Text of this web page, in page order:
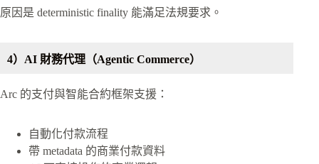
原因是 deterministic finality 能滿足法規要求。
4）AI 財務代理（Agentic Commerce）
Arc 的支付與智能合約框架支援：
自動化付款流程
帶 metadata 的商業付款資料